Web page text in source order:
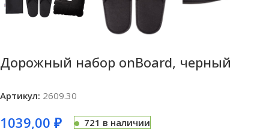
Дорожный набор onBoard, черный
Артикул: 2609.30
1039,00 ₽
721 в наличии